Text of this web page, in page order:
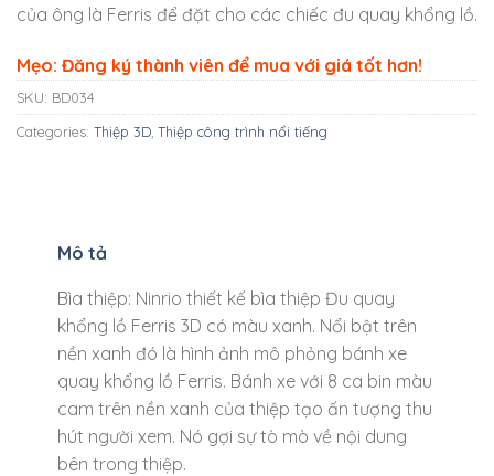
của ông là Ferris để đặt cho các chiếc đu quay khổng lồ.
Mẹo: Đăng ký thành viên để mua với giá tốt hơn!
SKU: BD034
Categories: Thiệp 3D Thiệp công trình nổi tiếng
Mô tả
Bìa thiệp: Ninrio thiết kế bìa thiệp Đu quay
khổng lồ Ferris 3D có màu xanh. Nổi bật trên
nền xanh đó là hình ảnh mô phỏng bánh xe
quay khổng lồ Ferris. Bánh xe với 8 ca bin màu
cam trên nền xanh của thiệp tạo ấn tượng thu
hút người xem. Nó gợi sự tò mò về nội dung
bên trong thiệp.